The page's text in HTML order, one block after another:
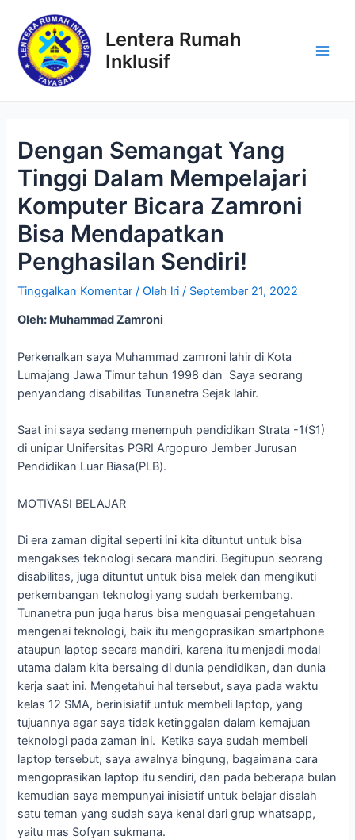
konten
Lentera Rumah
Inklusif
Dengan Semangat Yang
Tinggi Dalam Mempelajari
Komputer Bicara Zamroni
Bisa Mendapatkan
Penghasilan Sendiri!
Tinggalkan Komentar / Oleh lri/ September 21, 2022
Oleh: Muhammad Zamroni
Perkenalkan saya Muhammad zamroni lahir di Kota
Lumajang Jawa Timur tahun 1998 dan Saya seorang
penyandang disabilitas Tunanetra Sejak lahir.
Saat ini saya sedang menempuh pendidikan Strata -1(S1)
di unipar Unifersitas PGRI Argopuro Jember Jurusan
Pendidikan Luar Biasa(PLB).
MOTIVASI BELAJAR
Di era zaman digital seperti ini kita dituntut untuk bisa
mengakses teknologi secara mandiri. Begitupun seorang
disabilitas, juga dituntut untuk bisa melek dan mengikuti
perkembangan teknologi yang sudah berkembang.
Tunanetra pun juga harus bisa menguasai pengetahuan
mengenai teknologi, baik itu mengoprasikan smartphone
ataupun laptop secara mandiri, karena itu menjadi modal
utama dalam kita bersaing di dunia pendidikan, dan dunia
kerja saat ini. Mengetahui hal tersebut, saya pada waktu
kelas 12 SMA, berinisiatif untuk membeli laptop, yang
tujuannya agar saya tidak ketinggalan dalam kemajuan
teknologi pada zaman ini. Ketika saya sudah membeli
laptop tersebut, saya awalnya bingung, bagaimana cara
mengoprasikan laptop itu sendiri, dan pada beberapa bulan
kemudian saya mempunyai inisiatif untuk belajar disalah
satu teman yang sudah saya kenal dari grup whatsapp,
yaitu mas Sofyan sukmana.